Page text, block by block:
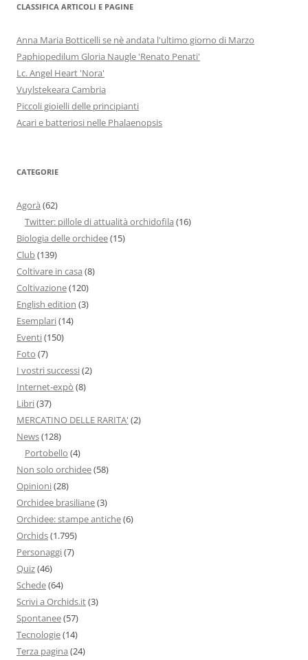
CLASSIFICA ARTICOLI E PAGINE
Anna Maria Botticelli se nè andata l'ultimo giorno di Marzo
Paphiopedilum Gloria Naugle 'Renato Penati'
Lc. Angel Heart 'Nora'
Vuylstekeara Cambria
Piccoli gioielli delle principianti
Acari e batteriosi nelle Phalaenopsis
CATEGORIE
Agorà (62)
Twitter: pillole di attualità orchidofila (16)
Biologia delle orchidee(15)
Club(139)
Coltivare in casa (8)
Coltivazione(120)
English edition (3)
Esemplari(14)
Eventi(150)
Foto (7)
I vostri successi(2)
Internet-expò (8)
Libri(37)
MERCATINO DELLE RARITA' (2)
News(128)
Portobello (4)
Non solo orchidee(58)
Opinioni(28)
Orchidee brasiliane(3)
Orchidee: stampe antiche(6)
Orchids(1.795)
Personaggi(7)
Quiz(46)
Schede(64)
Scrivi a Orchids.it(3)
Spontanee(57)
Tecnologie(14)
Terza pagina (24)